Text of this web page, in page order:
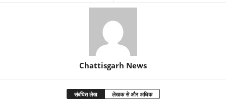
Chattisgarh News
संबंधित लेख लेखक से और अधिक